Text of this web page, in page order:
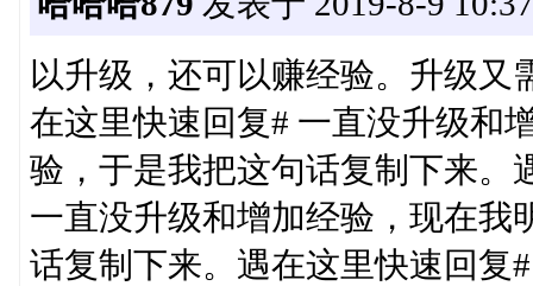
以升级，还可以赚经验。升级
在这里快速回复# 一直没升级和
验，于是我把这句话复制下来。
一直没升级和增加经验，现在我
话复制下来。遇在这里快速回复